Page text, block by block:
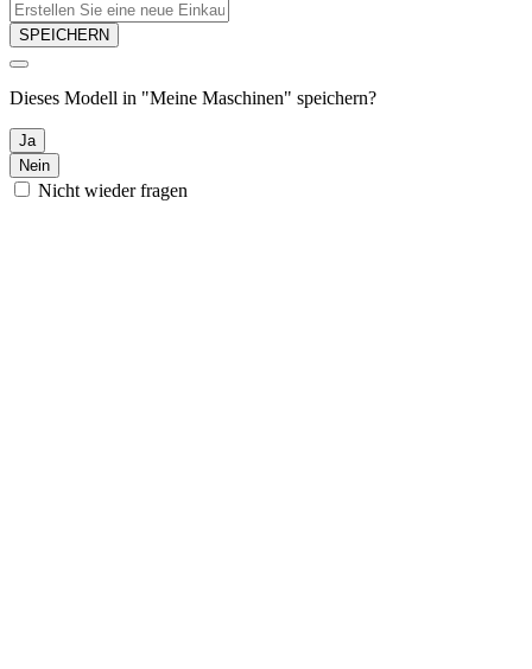
SPEICHERN
Dieses Modell in "Meine Maschinen" speichern?
Ja
Nein
Nicht wieder fragen